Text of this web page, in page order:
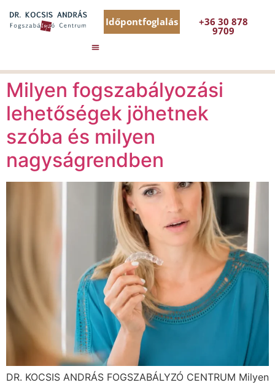
Időpontfoglalás +36 30 878
9709
Milyen fogszabályozási
lehetőségek jöhetnek
szóba és milyen
nagyságrendben
DR. KOCSIS ANDRÁS FOGSZABÁLYZÓ CENTRUM Milyen